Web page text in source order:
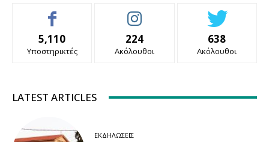
5,110
Υποστηρικτές
224
Ακόλουθοι
638
Ακόλουθοι
LATEST ARTICLES
ΕΚΔΗΛΏΣΕΙΣ